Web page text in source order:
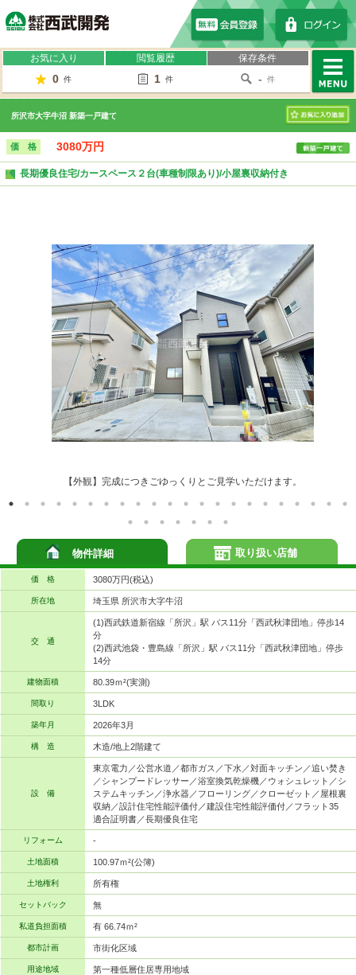
お気に入り
0 件
閲覧履歴
1 件
保存条件
- 件
MENU
所沢市大字牛沼 新築一戸建て
お気に入り
価 格 3080万円
長期優良住宅/カースペース２台(車種制限あり)/小屋裏収納付き
【外観】完成につきごゆっくりとご見学いただけます。
物件詳細
価 格 3080万円(税込)
所在地 埼玉県 所沢市大字牛沼
交 通
(1)西武鉄道新宿線「所沢」駅 バス11分「西武秋津団地」停歩14
分
(2)西武池袋・豊島線「所沢」駅 バス11分「西武秋津団地」停歩
14分
建物面積 80.39ｍ²(実測)
間取り 3LDK
築年月 2026年3月
構 造 木造/地上2階建て
設 備
東京電力／公営水道／都市ガス／下水／対面キッチン／追い焚き
／シャンプードレッサー／浴室換気乾燥機／ウォシュレット／シ
ステムキッチン／浄水器／フローリング／クローゼット／屋根裏
収納／設計住宅性能評価付／建設住宅性能評価付／フラット35
適合証明書／長期優良住宅
リフォーム -
土地面積 100.97ｍ²(公簿)
土地権利 所有権
セットバック 無
私道負担面積 有 66.74ｍ²
都市計画 市街化区域
用途地域 第一種低層住居専用地域
取り扱い店舗